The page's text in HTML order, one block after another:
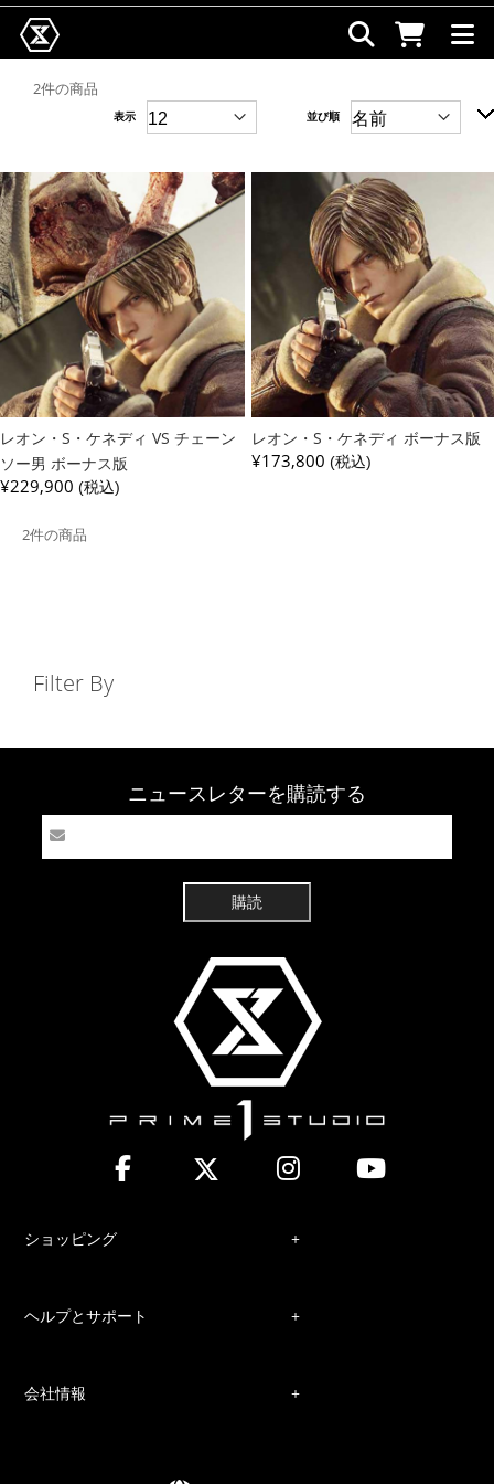
2件の商品
並び順
表示
レオン・S・ケネディ VS チェーン
ソー男 ボーナス版
¥229,900 (税込)
レオン・S・ケネディ ボーナス版
¥173,800 (税込)
2件の商品
Filter By
ニュースレターを購読する
購読
ショッピング
ヘルプとサポート
会社情報